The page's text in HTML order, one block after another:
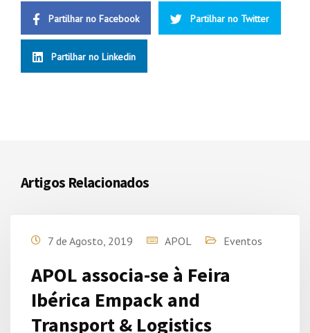
Partilhar no Facebook Partilhar no Twitter
Partilhar no Linkedin
Artigos Relacionados
7 de Agosto, 2019 APOL Eventos
APOL associa-se à Feira
Ibérica Empack and
Transport & Logistics